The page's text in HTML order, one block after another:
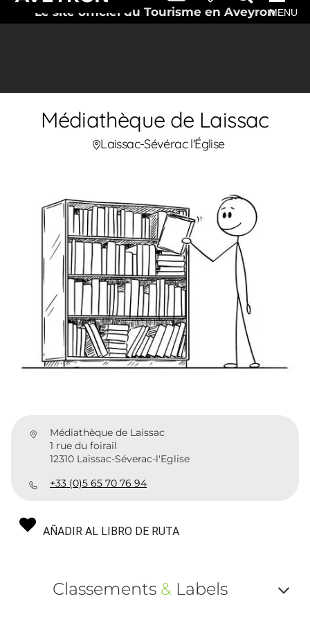
Le site officiel du Tourisme en AveyronMENU
Médiathèque de Laissac
Laissac-Sévérac l'Église
Médiathèque de Laissac
1 rue du foirail
12310 Laissac-Séverac-l'Eglise
+33 (0)5 65 70 76 94
AÑADIR AL LIBRO DE RUTA
Classements & Labels